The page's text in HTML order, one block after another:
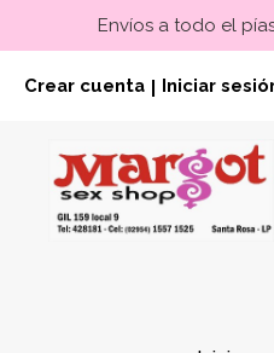
Envíos a todo el
Crear cuenta Iniciar